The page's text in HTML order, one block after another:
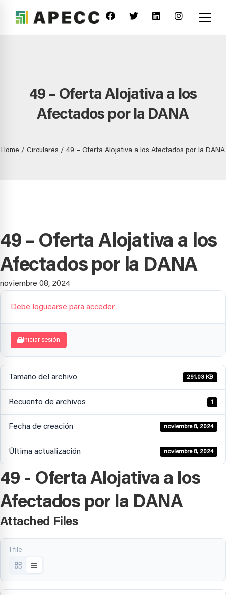
49 – Oferta Alojativa a los
Afectados por la DANA
Home Circulares 49 – Oferta Alojativa a los Afectados por la DANA
49 – Oferta Alojativa a los
Afectados por la DANA
noviembre 08, 2024
Debe loguearse para acceder
Iniciar sesión
Tamaño del archivo 291.03 KB
Recuento de archivos 1
Fecha de creación noviembre 8, 2024
Última actualización noviembre 8, 2024
49 - Oferta Alojativa a los
Afectados por la DANA
Attached Files
1 file